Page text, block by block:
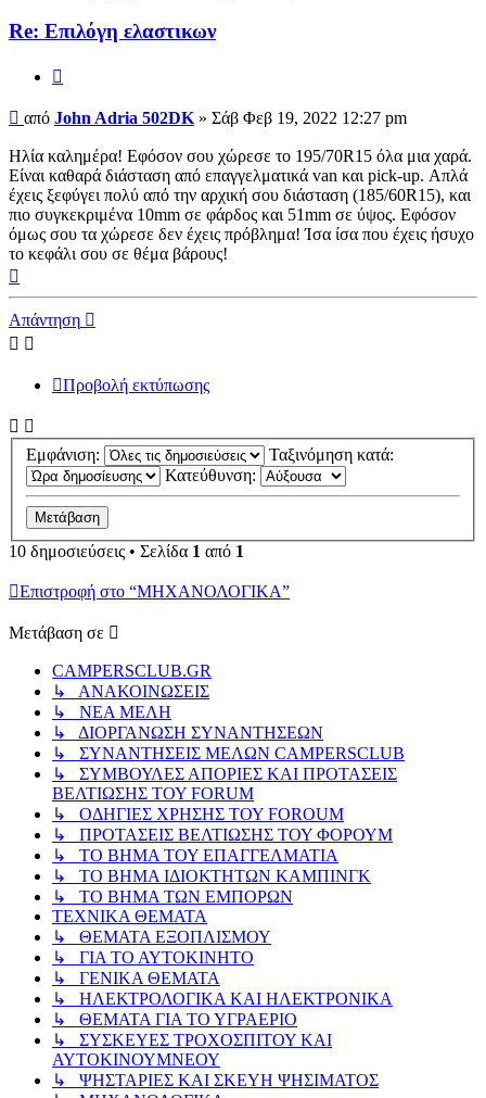
Re: Επιλόγη ελαστικων
Δημοσίευση
από John Adria 502DK » Σάβ Φεβ 19, 2022 12:27 pm
Ηλία καλημέρα! Εφόσον σου χώρεσε το 195/70R15 όλα μια χαρά.
Είναι καθαρά διάσταση από επαγγελματικά van και pick-up. Απλά
έχεις ξεφύγει πολύ από την αρχική σου διάσταση (185/60R15), και
πιο συγκεκριμένα 10mm σε φάρδος και 51mm σε ύψος. Εφόσον
όμως σου τα χώρεσε δεν έχεις πρόβλημα! Ίσα ίσα που έχεις ήσυχο
το κεφάλι σου σε θέμα βάρους!
Απάντηση
Προβολή εκτύπωσης
Εμφάνιση:
Ταξινόμηση κατά:
Κατεύθυνση:
10 δημοσιεύσεις • Σελίδα 1 από 1
Επιστροφή στο “ΜΗΧΑΝΟΛΟΓΙΚΑ”
Μετάβαση σε
CAMPERSCLUB.GR
↳ ΑΝΑΚΟΙΝΩΣΕΙΣ
↳ ΝΕΑ ΜΕΛΗ
↳ ΔΙΟΡΓΑΝΩΣΗ ΣΥΝΑΝΤΗΣΕΩΝ
↳ ΣΥΝΑΝΤΗΣΕΙΣ ΜΕΛΩΝ CAMPERSCLUB
↳ ΣΥΜΒΟΥΛΕΣ ΑΠΟΡΙΕΣ ΚΑΙ ΠΡΟΤΑΣΕΙΣ
ΒΕΛΤΙΩΣΗΣ ΤΟΥ FORUM
↳ ΟΔΗΓΙΕΣ ΧΡΗΣΗΣ ΤΟΥ FOROUM
↳ ΠΡΟΤΑΣΕΙΣ ΒΕΛΤΙΩΣΗΣ ΤΟΥ ΦΟΡΟΥΜ
↳ ΤΟ ΒΗΜΑ ΤΟΥ ΕΠΑΓΓΕΛΜΑΤΙΑ
↳ ΤΟ ΒΗΜΑ ΙΔΙΟΚΤΗΤΩΝ ΚΑΜΠΙΝΓΚ
↳ ΤΟ ΒΗΜΑ ΤΩΝ ΕΜΠΟΡΩΝ
ΤΕΧΝΙΚΑ ΘΕΜΑΤΑ
↳ ΘΕΜΑΤΑ ΕΞΟΠΛΙΣΜΟΥ
↳ ΓΙΑ ΤΟ ΑΥΤΟΚΙΝΗΤΟ
↳ ΓΕΝΙΚΑ ΘΕΜΑΤΑ
↳ ΗΛΕΚΤΡΟΛΟΓΙΚΑ ΚΑΙ ΗΛΕΚΤΡΟΝΙΚΑ
↳ ΘΕΜΑΤΑ ΓΙΑ ΤΟ ΥΓΡΑΕΡΙΟ
↳ ΣΥΣΚΕΥΕΣ ΤΡΟΧΟΣΠΙΤΟΥ ΚΑΙ
ΑΥΤΟΚΙΝΟΥΜΝΕΟΥ
↳ ΨΗΣΤΑΡΙΕΣ ΚΑΙ ΣΚΕΥΗ ΨΗΣΙΜΑΤΟΣ